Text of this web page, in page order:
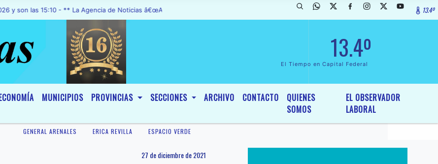
15:10 - ** La Agencia de Noticias â€œA1 Noticiasâ€, fue declarada de InterÃ©s General y Legislativo, por Ordenanza NÂº 6236/19 del13.4º
13.4º
El Tiempo en Capital Federal
MUNICIPIOS PROVINCIAS SECCIONES ARCHIVO CONTACTO
QUIENES
SOMOS
EL OBSERVADOR
LABORAL
GENERAL ARENALES ERICA REVILLA ESPACIO VERDE
27 de diciembre de 2021